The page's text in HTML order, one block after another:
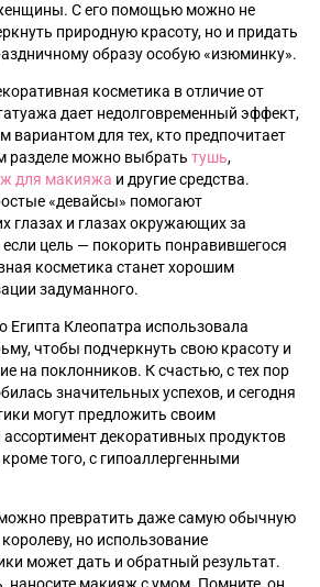
С его помощью можно не
природную красоту, но и придать
образу особую «изюминку».
косметика в отличие от
дает недолговременный эффект,
вариантом для тех, кто предпочитает
разделе можно выбрать тушь,
для макияжа и другие средства.
«девайсы» помогают
глазах и глазах окружающих за
цель — покорить понравившегося
косметика станет хорошим
задуманного.
Клеопатра использовала
чтобы подчеркнуть свою красоту и
на поклонников. К счастью, с тех пор
значительных успехов, и сегодня
могут предложить своим
декоративных продуктов
того, с гипоаллергенными
превратить даже самую обычную
но использование
может дать и обратный результат.